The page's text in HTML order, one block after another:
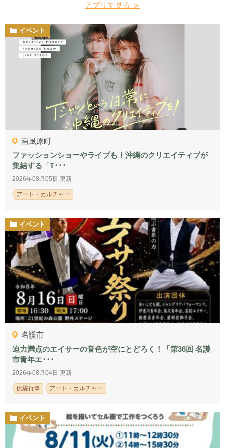
アプリで見る ≫
イベント
南風原町
ファッションショーやライブも！沖縄のクリエイティブが
集結する「T･･･
2026年08月05日 更新
アート・カルチャー
イベント
名護市
迫力満点のエイサーの音色が空にとどろく！「第36回 名護
市青年エ･･･
2026年08月04日 更新
伝統行事 アート・カルチャー
イベント